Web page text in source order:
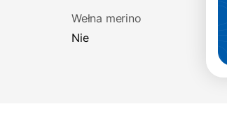
Wełna merino
Nie